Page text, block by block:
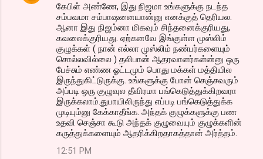
கேபிள் அண்ணே, இது நிஜமா உங்களுக்கு நடந்த
சம்பவமா சம்பாஷனையான்னு எனக்குத் தெரியல.
ஆனா இது நிஜம்னா மிகவும் சிந்தனைக்குரியது,
கவலைக்குரியது. ஏற்கனவே இங்குள்ள முஸ்லிம்
குழுக்கள் ( நான் எல்லா முஸ்லிம் நண்பர்களையும்
சொல்லவில்லை ) தலிபான் ஆதரவாளர்கள்ன்னு ஒரு
பேச்சும் எண்ண ஓட்டமும் பொது மக்கள் மத்தியில
இருந்துகிட்டுருக்கு. உங்களுக்கு போன் செஞ்சவரும்
அப்படி ஒரு குழுவுல தீவிரமா பங்கெடுத்துக்கிறவரா
இருக்கலாம்.துபாயிலிருந்து எப்படி பங்கெடுத்துக்க
முடியும்னு கேக்காதீங்க. அந்தக் குழுக்களுக்கு பண
உதவி செஞ்சா கூடு அந்தக் குழுவையும் குழுக்களின்
கருத்துக்களையும் ஆதரிக்கிறதாகத்தான் அர்த்தம்.
12:51 PM